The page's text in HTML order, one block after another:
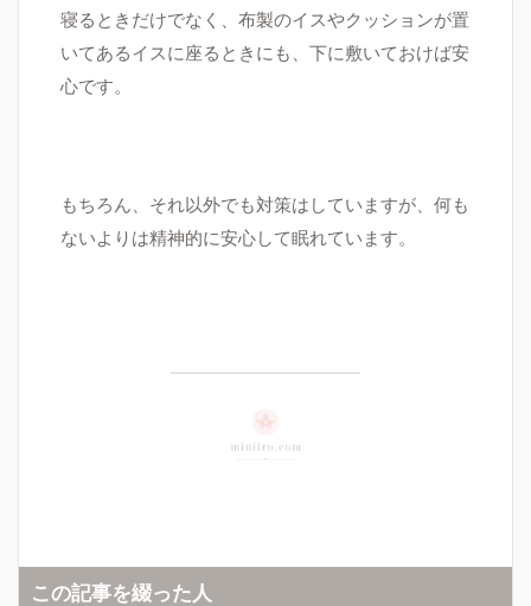
寝るときだけでなく、布製のイスやクッションが置
いてあるイスに座るときにも、下に敷いておけば安
心です。
もちろん、それ以外でも対策はしていますが、何も
ないよりは精神的に安心して眠れています。
この記事を綴った人